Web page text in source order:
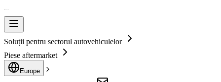
Soluții pentru sectorul autovehiculelor
Piese aftermarket
Europe